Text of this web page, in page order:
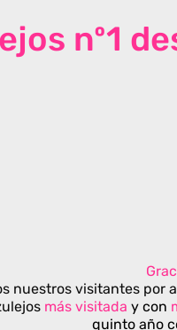
nº1
nuestros visitantes por
más visitada y con
quinto año